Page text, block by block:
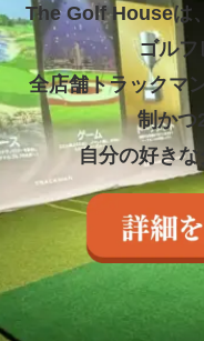
The Golf Houseは
ゴルフ
全店舗トラックマ
制かつ
自分の好きな